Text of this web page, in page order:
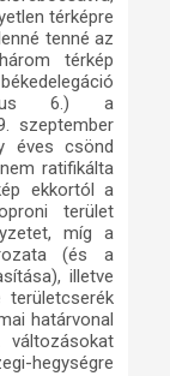
térképre
tenné az
térkép
6.) a
szeptember
éves csönd
ratifikálta
ekkortól a
terület
míg a
(és a
illetve
határvonal
változásokat
hegységre